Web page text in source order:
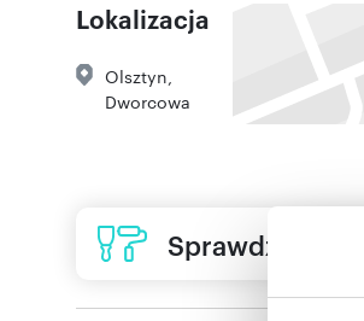
Lokalizacja
Olsztyn,
Dworcowa
Sprawdź ofertę